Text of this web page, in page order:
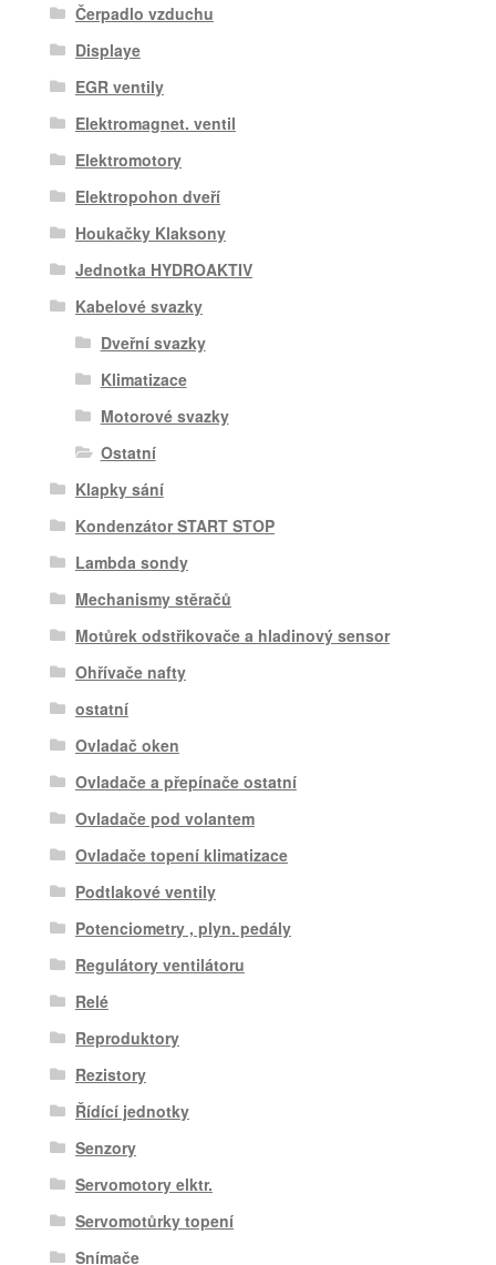
Čerpadlo vzduchu
Displaye
EGR ventily
Elektromagnet. ventil
Elektromotory
Elektropohon dveří
Houkačky Klaksony
Jednotka HYDROAKTIV
Kabelové svazky
Dveřní svazky
Klimatizace
Motorové svazky
Ostatní
Klapky sání
Kondenzátor START STOP
Lambda sondy
Mechanismy stěračů
Motůrek odstřikovače a hladinový sensor
Ohřívače nafty
ostatní
Ovladač oken
Ovladače a přepínače ostatní
Ovladače pod volantem
Ovladače topení klimatizace
Podtlakové ventily
Potenciometry , plyn. pedály
Regulátory ventilátoru
Relé
Reproduktory
Rezistory
Řídící jednotky
Senzory
Servomotory elktr.
Servomotůrky topení
Snímače